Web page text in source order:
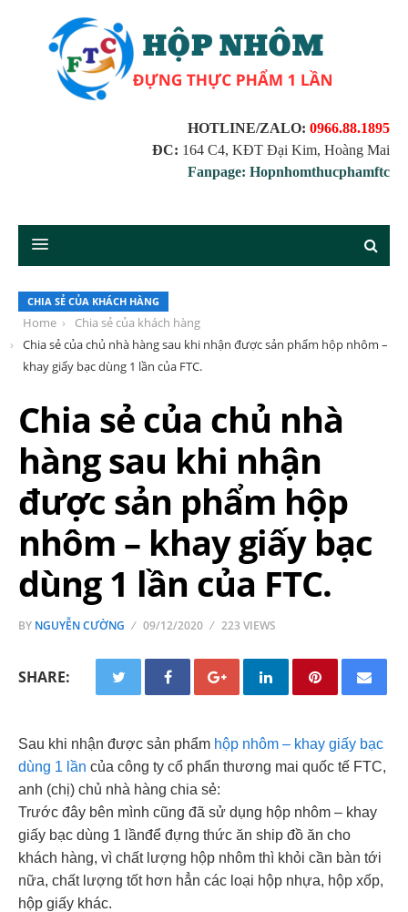
HOTLINE/ZALO: 0966.88.1895
ĐC: 164 C4, KĐT Đại Kim, Hoàng Mai
Fanpage: Hopnhomthucphamftc
CHIA SẺ CỦA KHÁCH HÀNG
Home
Chia sẻ của khách hàng
Chia sẻ của chủ nhà hàng sau khi nhận được sản phẩm hộp nhôm –
khay giấy bạc dùng 1 lần của FTC.
Chia sẻ của chủ nhà
hàng sau khi nhận
được sản phẩm hộp
nhôm – khay giấy bạc
dùng 1 lần của FTC.
BY NGUYỄN CƯỜNG 09/12/2020 223 VIEWS
SHARE:
Sau khi nhận được sản phẩm hộp nhôm – khay giấy bạc
dùng 1 lần của công ty cổ phẩn thương mai quốc tế FTC,
anh (chị) chủ nhà hàng chia sẻ:
Trước đây bên mình cũng đã sử dụng hộp nhôm – khay
giấy bạc dùng 1 lầnđể đựng thức ăn ship đồ ăn cho
khách hàng, vì chất lượng hộp nhôm thì khỏi cần bàn tới
nữa, chất lượng tốt hơn hẳn các loại hộp nhựa, hộp xốp,
hộp giấy khác.